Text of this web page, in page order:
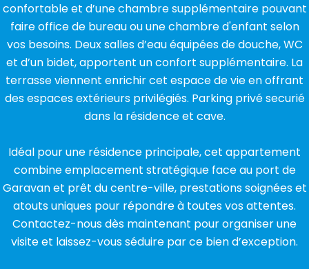
confortable et d’une chambre supplémentaire pouvant
faire office de bureau ou une chambre d'enfant selon
vos besoins. Deux salles d’eau équipées de douche, WC
et d’un bidet, apportent un confort supplémentaire. La
terrasse viennent enrichir cet espace de vie en offrant
des espaces extérieurs privilégiés. Parking privé securié
dans la résidence et cave.
Idéal pour une résidence principale, cet appartement
combine emplacement stratégique face au port de
Garavan et prêt du centre-ville, prestations soignées et
atouts uniques pour répondre à toutes vos attentes.
Contactez-nous dès maintenant pour organiser une
visite et laissez-vous séduire par ce bien d’exception.